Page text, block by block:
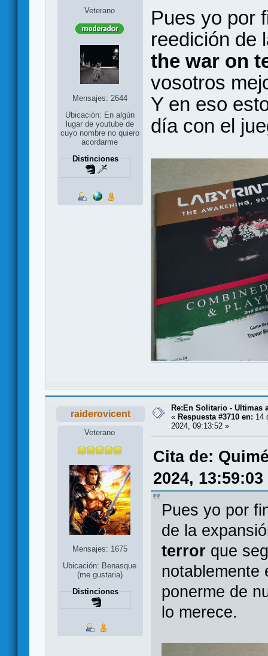
Veterano
Mensajes: 2644
Ubicación: En algún
lugar de youtube de
cuyo nombre no quiero
acordarme
Distinciones
Pues yo por
reedición de
the war on
vosotros
Y en eso
día con el
raiderovicent
Veterano
Mensajes: 1675
Ubicación: Benasque
(me gustaria)
Distinciones
Re:En Solitario - Ultimas
« Respuesta #3710 en: 14
2024, 09:13:52 »
Cita de:
2024, 13:59:03
Pues yo por
de la
terror que
notablemente
ponerme de
lo merece.